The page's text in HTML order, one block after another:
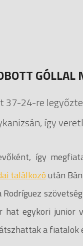
24-re
így
így
találkozóután
egykori
a fiatalok